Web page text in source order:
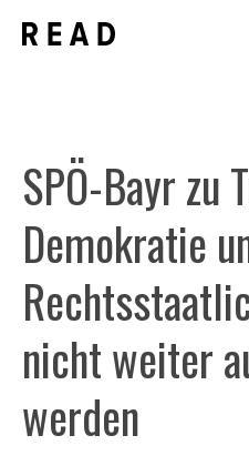
Inhalt
SPÖ-Bayr zu
Demokratie
nicht weiter
werden